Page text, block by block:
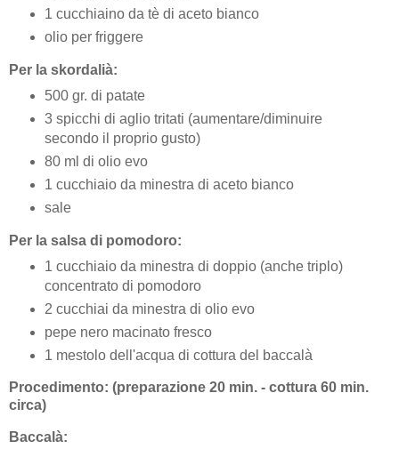
1 cucchiaino da tè di aceto bianco
olio per friggere
Per la skordalià:
500 gr. di patate
3 spicchi di aglio tritati (aumentare/diminuire
secondo il proprio gusto)
80 ml di olio evo
1 cucchiaio da minestra di aceto bianco
sale
Per la salsa di pomodoro:
1 cucchiaio da minestra di doppio (anche triplo)
concentrato di pomodoro
2 cucchiai da minestra di olio evo
pepe nero macinato fresco
1 mestolo dell'acqua di cottura del baccalà
Procedimento: (preparazione 20 min. - cottura 60 min.
circa)
Baccalà: